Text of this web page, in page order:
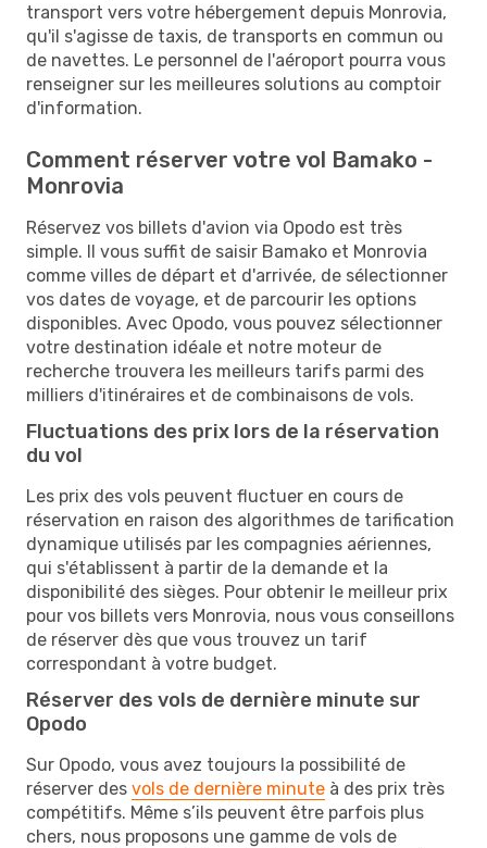
transport vers votre hébergement depuis Monrovia,
qu'il s'agisse de taxis, de transports en commun ou
de navettes. Le personnel de l'aéroport pourra vous
renseigner sur les meilleures solutions au comptoir
d'information.
Comment réserver votre vol Bamako -
Monrovia
Réservez vos billets d'avion via Opodo est très
simple. Il vous suffit de saisir Bamako et Monrovia
comme villes de départ et d'arrivée, de sélectionner
vos dates de voyage, et de parcourir les options
disponibles. Avec Opodo, vous pouvez sélectionner
votre destination idéale et notre moteur de
recherche trouvera les meilleurs tarifs parmi des
milliers d'itinéraires et de combinaisons de vols.
Fluctuations des prix lors de la réservation
du vol
Les prix des vols peuvent fluctuer en cours de
réservation en raison des algorithmes de tarification
dynamique utilisés par les compagnies aériennes,
qui s'établissent à partir de la demande et la
disponibilité des sièges. Pour obtenir le meilleur prix
pour vos billets vers Monrovia, nous vous conseillons
de réserver dès que vous trouvez un tarif
correspondant à votre budget.
Réserver des vols de dernière minute sur
Opodo
Sur Opodo, vous avez toujours la possibilité de
réserver des vols de dernière minute à des prix très
compétitifs. Même s’ils peuvent être parfois plus
chers, nous proposons une gamme de vols de